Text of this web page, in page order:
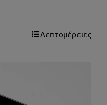
Λεπτομέρειες